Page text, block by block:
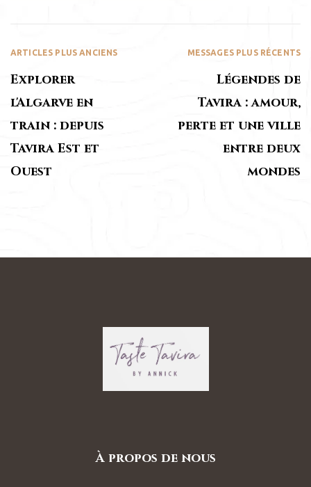
ARTICLES PLUS ANCIENS
Explorer
l'Algarve en
train : depuis
Tavira Est et
Ouest
MESSAGES PLUS RÉCENTS
Légendes de
Tavira : amour,
perte et une ville
entre deux
mondes
À propos de nous